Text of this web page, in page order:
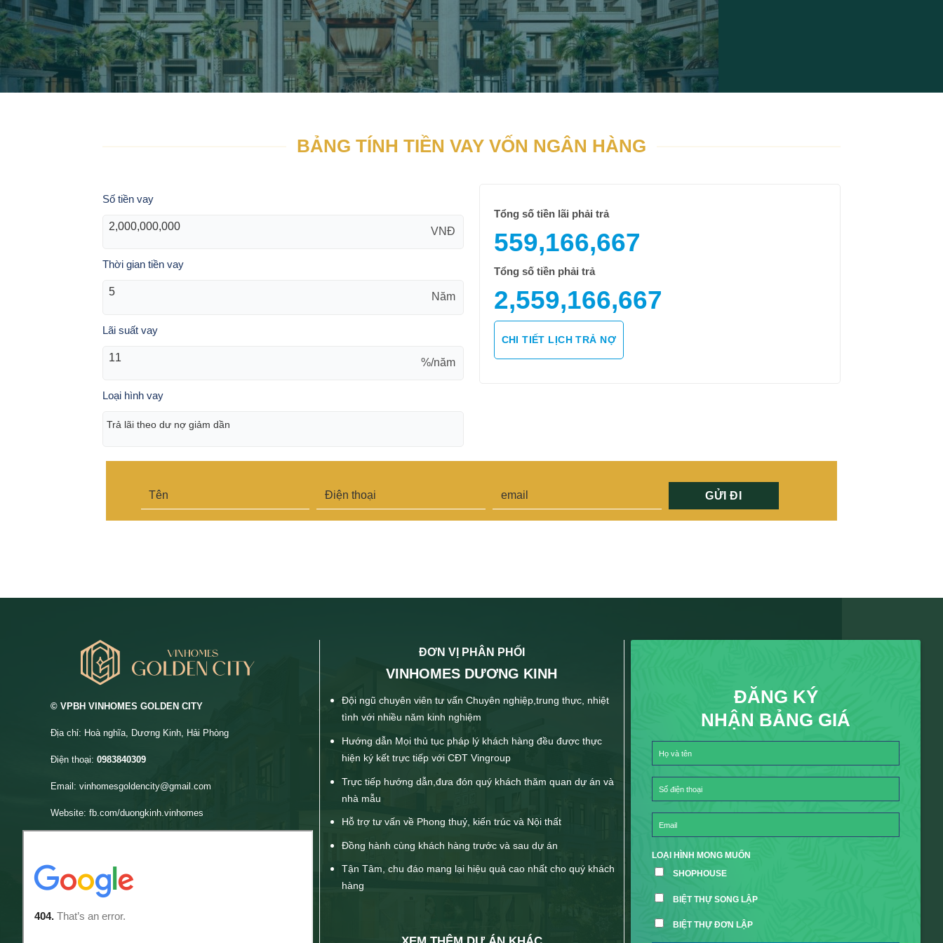
BẢNG TÍNH TIỀN VAY VỐN NGÂN HÀNG
Số tiền vay
VNĐ
Thời gian tiền vay
Năm
Lãi suất vay
%/năm
Loại hình vay
Tổng số tiền lãi phải trả
559,166,667
Tổng số tiền phải trả
2,559,166,667
CHI TIẾT LỊCH TRẢ NỢ
© VPBH VINHOMES GOLDEN CITY
Địa chỉ: Hoà nghĩa, Dương Kinh, Hải Phòng
Điện thoại: 0983840309
Email: vinhomesgoldencity@gmail.com
Website: fb.com/duongkinh.vinhomes
ĐƠN VỊ PHÂN PHỐI
VINHOMES DƯƠNG KINH
Đội ngũ chuyên viên tư vấn Chuyên nghiệp,trung thực, nhiệt
tình với nhiều năm kinh nghiệm
Hướng dẫn Mọi thủ tục pháp lý khách hàng đều được thực
hiện ký kết trực tiếp với CĐT Vingroup
Trực tiếp hướng dẫn,đưa đón quý khách thăm quan dự án và
nhà mẫu
Hỗ trợ tư vấn về Phong thuỷ, kiến trúc và Nội thất
Đồng hành cùng khách hàng trước và sau dự án
Tận Tâm, chu đáo mang lại hiệu quả cao nhất cho quý khách
hàng
ĐĂNG KÝ
NHẬN BẢNG GIÁ
LOẠI HÌNH MONG MUỐN
SHOPHOUSE
BIỆT THỰ SONG LẬP
BIỆT THỰ ĐƠN LẬP